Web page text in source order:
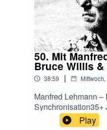
50. Mit
Bruce Willis
38:59 |
Manfred Lehmann
Synchronisation35+
unzählige
Stimme von Bruce
Play